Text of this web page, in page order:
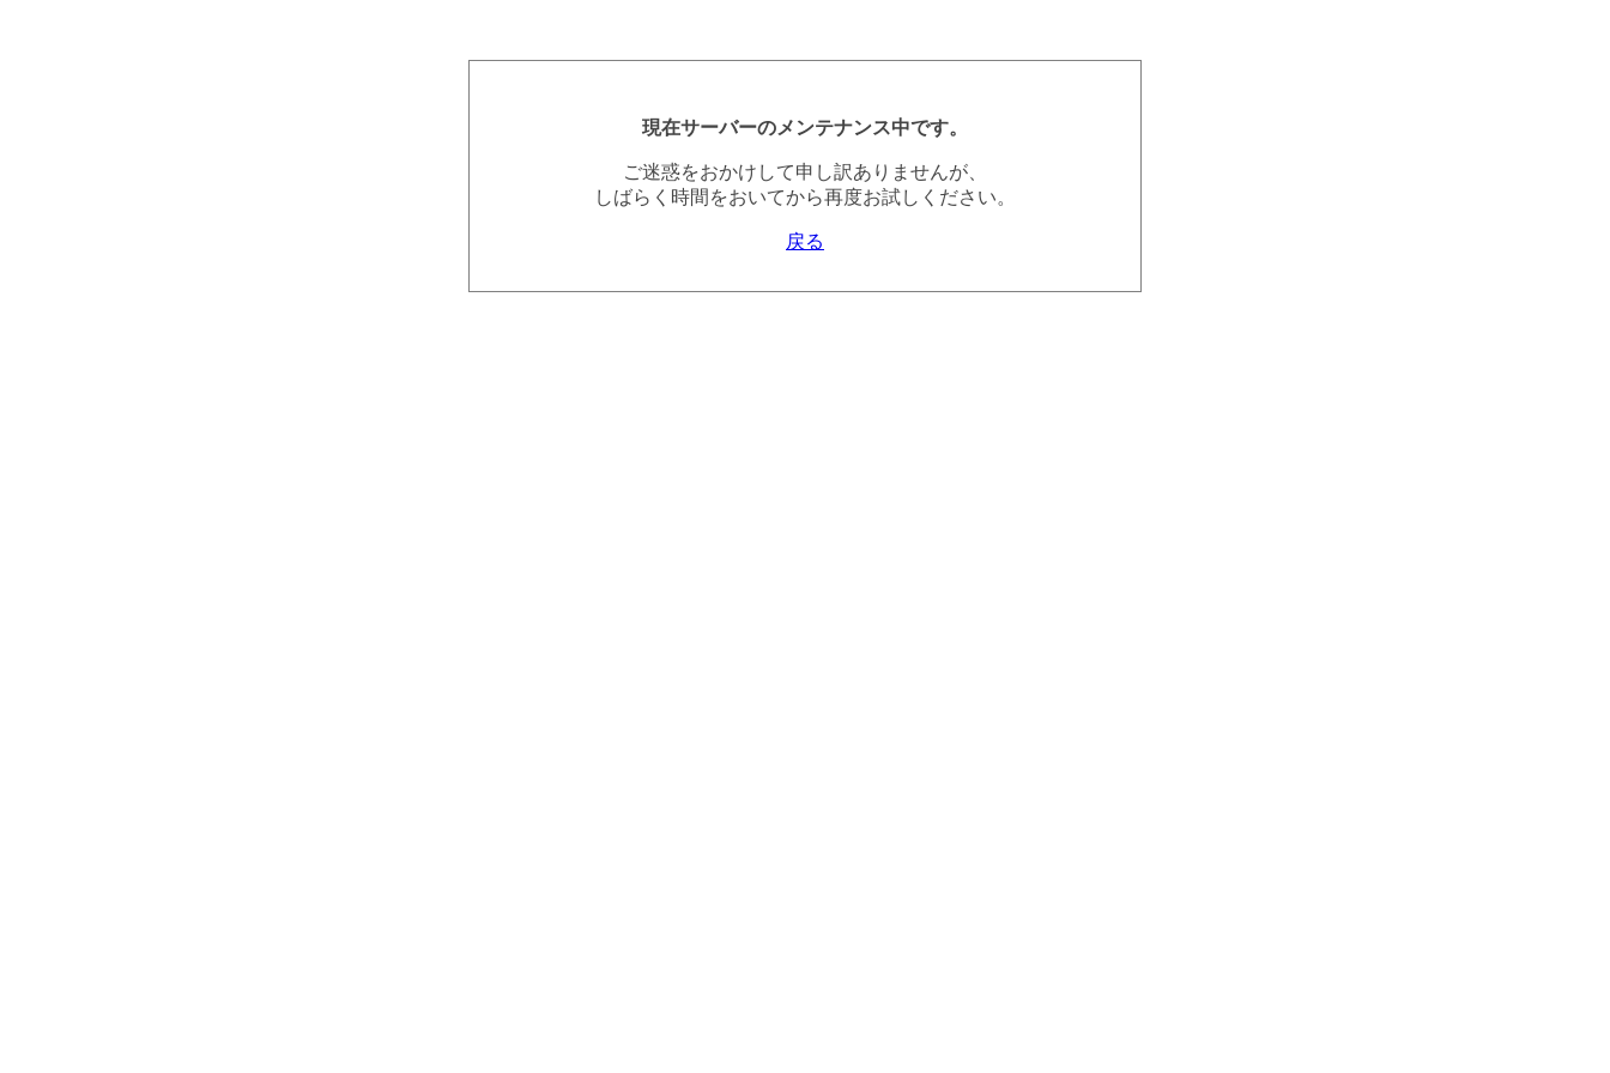
現在サーバーのメンテナンス中です。
ご迷惑をおかけして申し訳ありませんが、
しばらく時間をおいてから再度お試しください。
戻る